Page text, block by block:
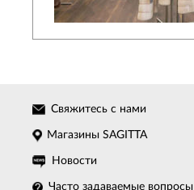
Свяжитесь с нами
Магазины SAGITTA
Новости
Часто задаваемые вопросы